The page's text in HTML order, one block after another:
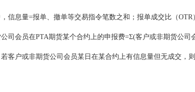
信息量=报单、撤单等交易指令笔数之和；报单成交比（
司会员在PTA期货某个合约上的申报费=Σ(客户或非期货公
若客户或非期货公司会员某日在某合约上有信息量但无成交，